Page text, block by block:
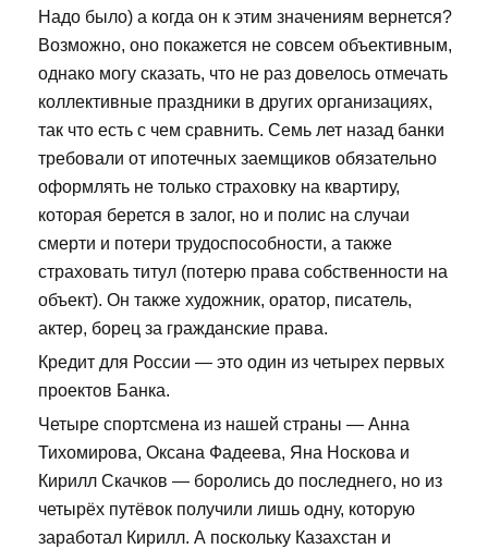
Надо было) а когда он к этим значениям вернется?
Возможно, оно покажется не совсем объективным,
однако могу сказать, что не раз довелось отмечать
коллективные праздники в других организациях,
так что есть с чем сравнить. Семь лет назад банки
требовали от ипотечных заемщиков обязательно
оформлять не только страховку на квартиру,
которая берется в залог, но и полис на случаи
смерти и потери трудоспособности, а также
страховать титул (потерю права собственности на
объект). Он также художник, оратор, писатель,
актер, борец за гражданские права.
Кредит для России — это один из четырех первых
проектов Банка.
Четыре спортсмена из нашей страны — Анна
Тихомирова, Оксана Фадеева, Яна Носкова и
Кирилл Скачков — боролись до последнего, но из
четырёх путёвок получили лишь одну, которую
заработал Кирилл. А поскольку Казахстан и